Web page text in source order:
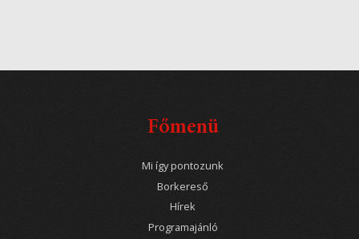
Főmenü
Mi így pontozunk
Borkereső
Hírek
Programajánló